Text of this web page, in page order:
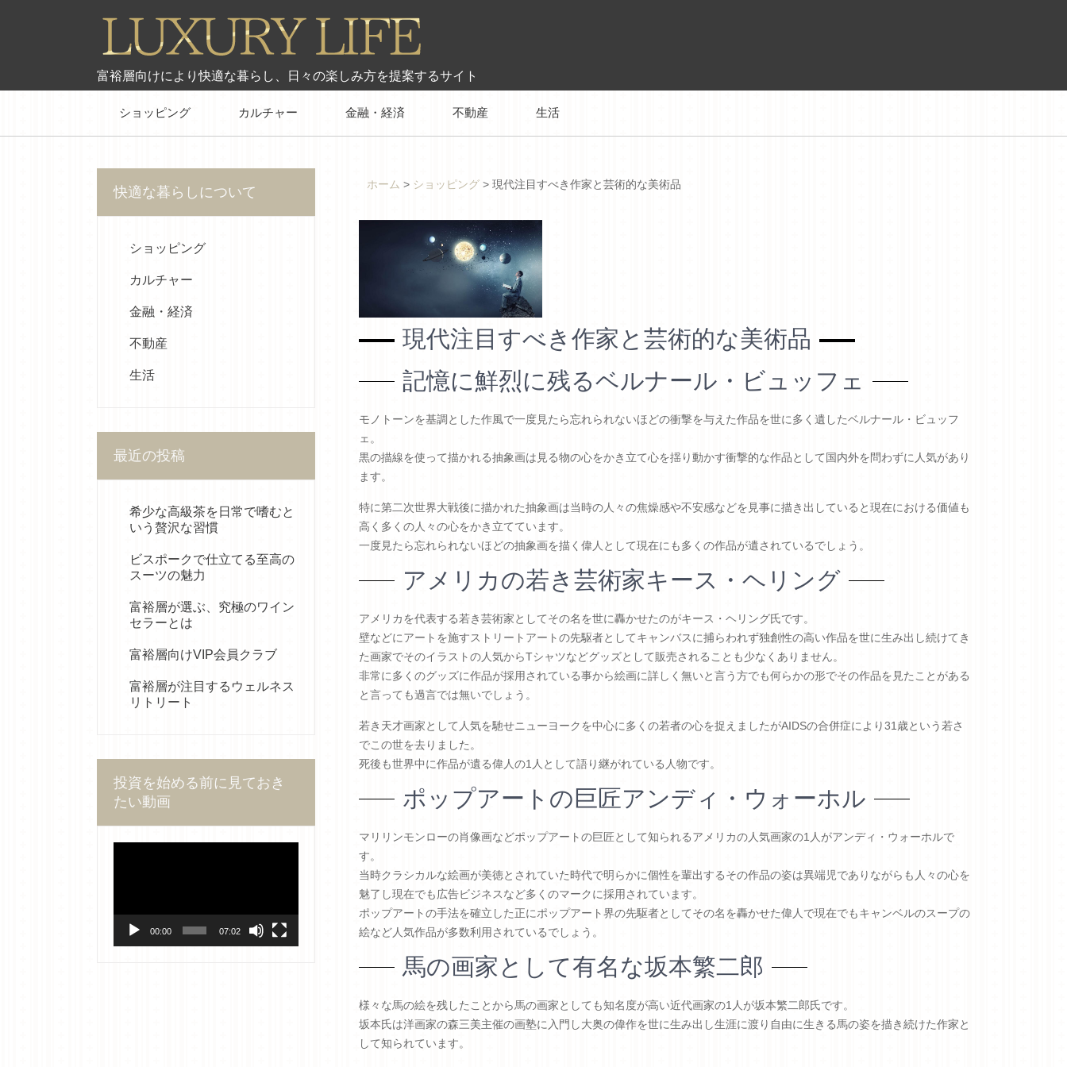
富裕層向けにより快適な暮らし、日々の楽しみ方を提案するサイト
ショッピング カルチャー 金融・経済 不動産 生活
ホーム > ショッピング > 現代注目すべき作家と芸術的な美術品
現代注目すべき作家と芸術的な美術品
記憶に鮮烈に残るベルナール・ビュッフェ
モノトーンを基調とした作風で一度見たら忘れられないほどの衝撃を与えた作品を世に多く遺したベルナール・ビュッフ
ェ。
黒の描線を使って描かれる抽象画は見る物の心をかき立て心を揺り動かす衝撃的な作品として国内外を問わずに人気があり
ます。
特に第二次世界大戦後に描かれた抽象画は当時の人々の焦燥感や不安感などを見事に描き出していると現在における価値も
高く多くの人々の心をかき立てています。
一度見たら忘れられないほどの抽象画を描く偉人として現在にも多くの作品が遺されているでしょう。
アメリカの若き芸術家キース・ヘリング
アメリカを代表する若き芸術家としてその名を世に轟かせたのがキース・ヘリング氏です。
壁などにアートを施すストリートアートの先駆者としてキャンバスに捕らわれず独創性の高い作品を世に生み出し続けてき
た画家でそのイラストの人気からTシャツなどグッズとして販売されることも少なくありません。
非常に多くのグッズに作品が採用されている事から絵画に詳しく無いと言う方でも何らかの形でその作品を見たことがある
と言っても過言では無いでしょう。
若き天才画家として人気を馳せニューヨークを中心に多くの若者の心を捉えましたがAIDSの合併症により31歳という若さ
でこの世を去りました。
死後も世界中に作品が遺る偉人の1人として語り継がれている人物です。
ポップアートの巨匠アンディ・ウォーホル
マリリンモンローの肖像画などポップアートの巨匠として知られるアメリカの人気画家の1人がアンディ・ウォーホルで
す。
当時クラシカルな絵画が美徳とされていた時代で明らかに個性を輩出するその作品の姿は異端児でありながらも人々の心を
魅了し現在でも広告ビジネスなど多くのマークに採用されています。
ポップアートの手法を確立した正にポップアート界の先駆者としてその名を轟かせた偉人で現在でもキャンベルのスープの
絵など人気作品が多数利用されているでしょう。
馬の画家として有名な坂本繁二郎
様々な馬の絵を残したことから馬の画家としても知名度が高い近代画家の1人が坂本繁二郎氏です。
坂本氏は洋画家の森三美主催の画塾に入門し大奥の偉作を世に生み出し生涯に渡り自由に生きる馬の姿を描き続けた作家と
して知られています。
快適な暮らしについて
ショッピング
カルチャー
金融・経済
不動産
生活
最近の投稿
希少な高級茶を日常で嗜むと
いう贅沢な習慣
ビスポークで仕立てる至高の
スーツの魅力
富裕層が選ぶ、究極のワイン
セラーとは
富裕層向けVIP会員クラブ
富裕層が注目するウェルネス
リトリート
投資を始める前に見ておき
たい動画
ー
ー
00:00 07:02